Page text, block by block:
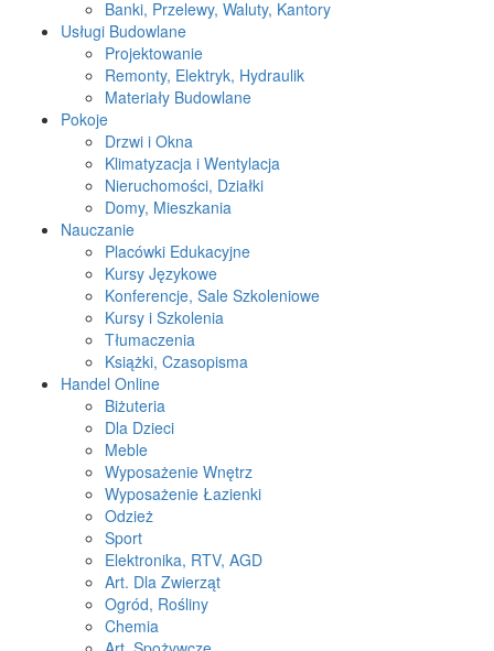
Banki, Przelewy, Waluty, Kantory
Usługi Budowlane
Projektowanie
Remonty, Elektryk, Hydraulik
Materiały Budowlane
Pokoje
Drzwi i Okna
Klimatyzacja i Wentylacja
Nieruchomości, Działki
Domy, Mieszkania
Nauczanie
Placówki Edukacyjne
Kursy Językowe
Konferencje, Sale Szkoleniowe
Kursy i Szkolenia
Tłumaczenia
Książki, Czasopisma
Handel Online
Biżuteria
Dla Dzieci
Meble
Wyposażenie Wnętrz
Wyposażenie Łazienki
Odzież
Sport
Elektronika, RTV, AGD
Art. Dla Zwierząt
Ogród, Rośliny
Chemia